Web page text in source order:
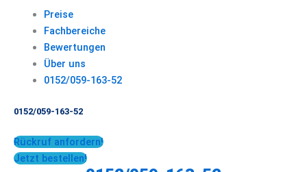
Preise
Fachbereiche
Bewertungen
Über uns
0152/059-163-52
0152/059-163-52
Rückruf anfordern!
Jetzt bestellen!